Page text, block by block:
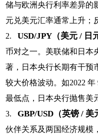
储与欧洲央行利率差异的
元兑美元汇率通常上升；
2.USD/JPY（美元 / 日
币对之一。美联储和日本
著，日本央行长期有干预
较大价格波动。如2022
最低点，日本央行抛售美
3.GBP/USD（英镑 / 美
伙伴关系及两国经济规模